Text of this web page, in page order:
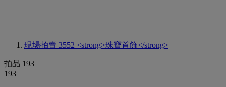
現場拍賣 3552 <strong>珠寶首飾</strong>
拍品 193
193